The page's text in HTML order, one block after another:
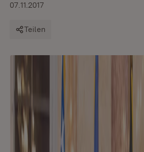
07.11.2017
Teilen